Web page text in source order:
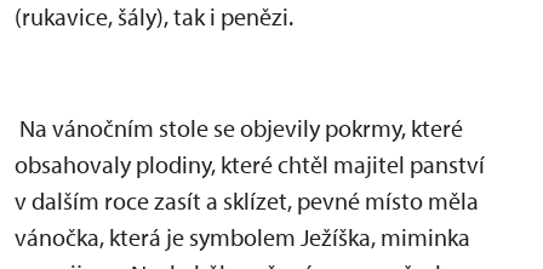
(rukavice, šály), tak i penězi.
Na vánočním stole se objevily pokrmy, které
obsahovaly plodiny, které chtěl majitel panství
v dalším roce zasít a sklízet, pevné místo měla
vánočka, která je symbolem Ježíška, miminka